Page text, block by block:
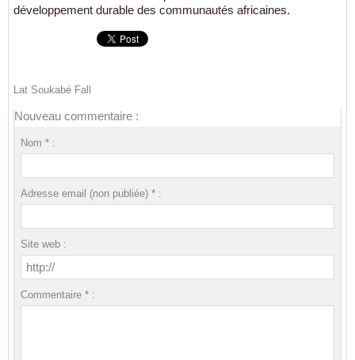
développement durable des communautés africaines.
Lat Soukabé Fall
Nouveau commentaire :
Nom * :
Adresse email (non publiée) * :
Site web :
Commentaire * :